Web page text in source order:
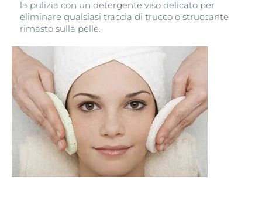
la pulizia con un detergente viso delicato per
eliminare qualsiasi traccia di trucco o struccante
rimasto sulla pelle.